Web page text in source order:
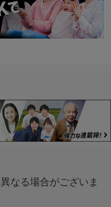
なる場合がございま